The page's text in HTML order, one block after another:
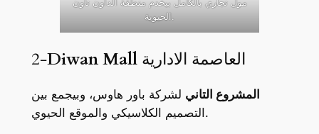
مول تجاري بالكامل بيخدم منطقة الداون تاون
الحيوية.
2-Diwan Mall العاصمة الادارية
المشروع التاني لشركة باور هاوس، وبيجمع بين
التصميم الكلاسيكي والموقع الحيوي.